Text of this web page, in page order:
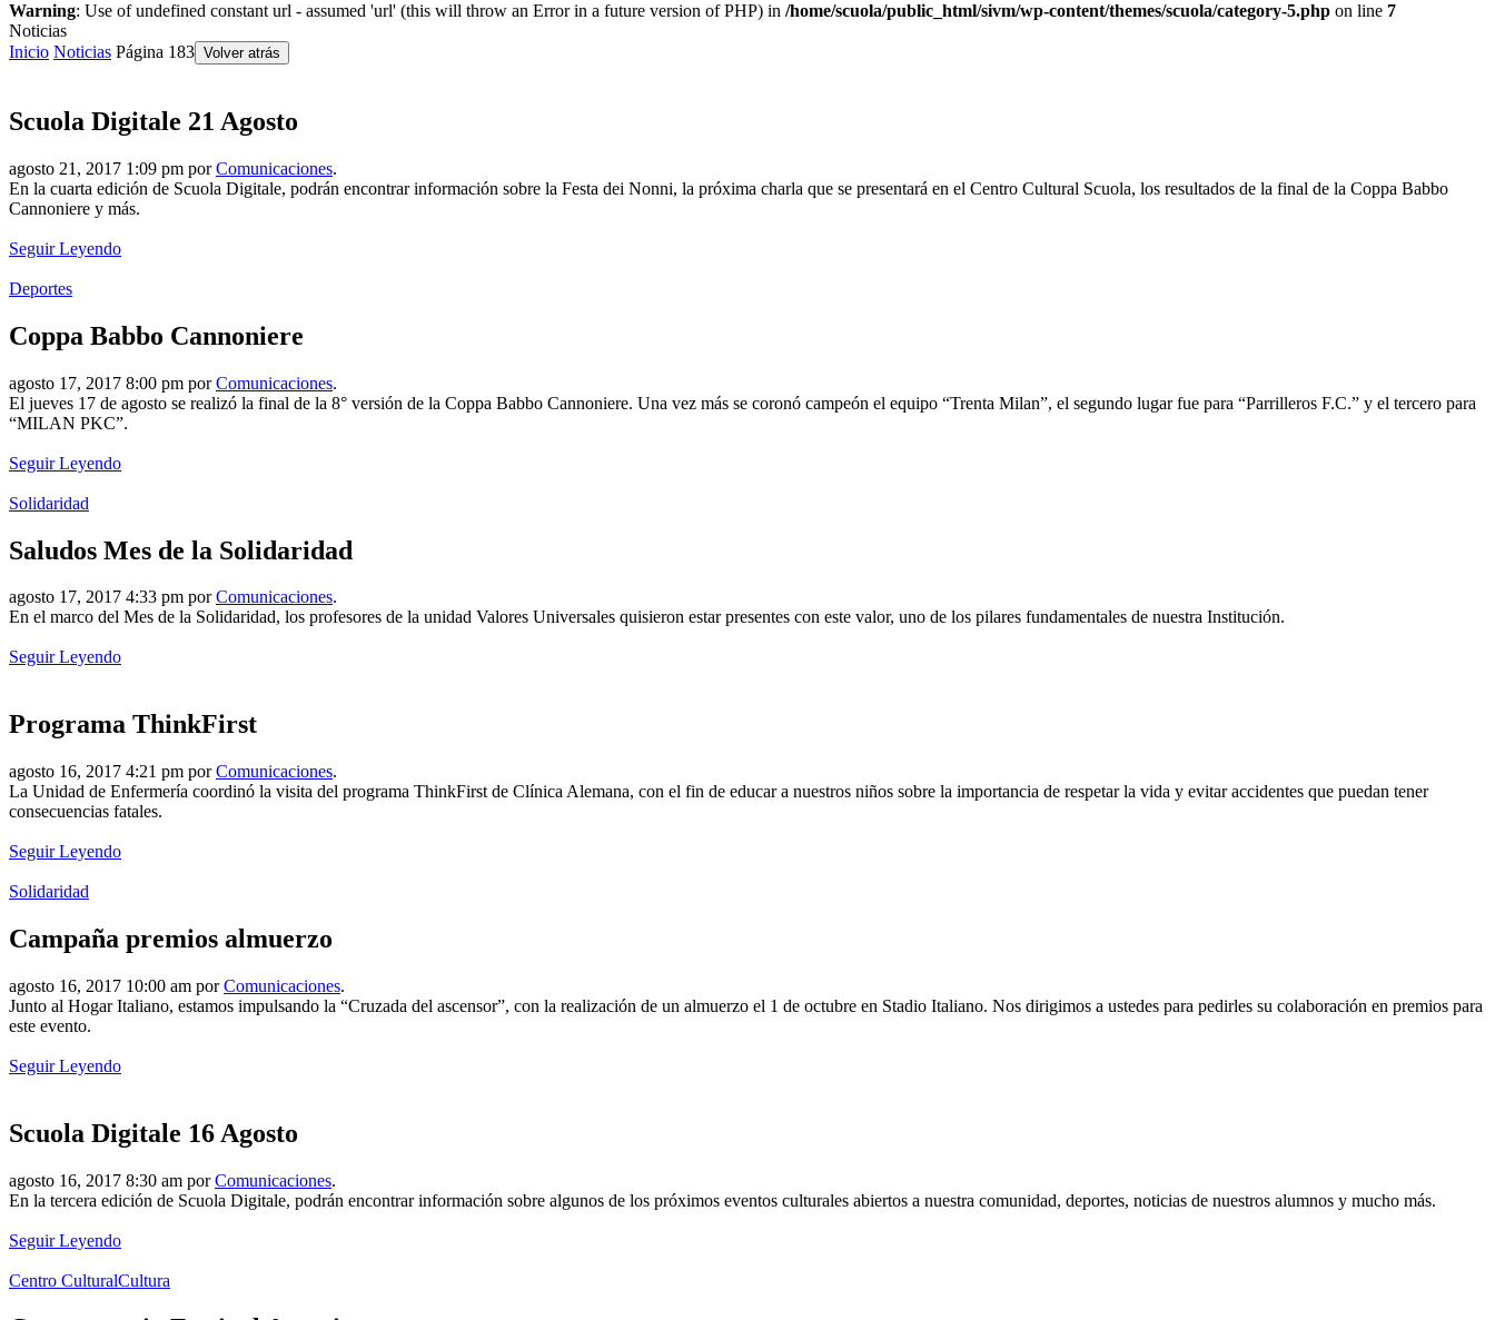
Warning: Use of undefined constant url - assumed 'url' (this will throw an Error in a future version of PHP) in /home/scuola/public_html/sivm/wp-content/themes/scuola/category-5.php on line 7
Noticias
Inicio Noticias Página 183 Volver atrás
Scuola Digitale 21 Agosto
agosto 21, 2017 1:09 pm porComunicaciones.
En la cuarta edición de Scuola Digitale, podrán encontrar información sobre la Festa dei Nonni, la próxima charla que se presentará en el Centro Cultural Scuola, los resultados de la final de la Coppa Babbo
Cannoniere y más.
Seguir Leyendo
Deportes
Coppa Babbo Cannoniere
agosto 17, 2017 8:00 pm porComunicaciones.
El jueves 17 de agosto se realizó la final de la 8° versión de la Coppa Babbo Cannoniere. Una vez más se coronó campeón el equipo “Trenta Milan”, el segundo lugar fue para “Parrilleros F.C.” y el tercero para
“MILAN PKC”.
Seguir Leyendo
Solidaridad
Saludos Mes de la Solidaridad
agosto 17, 2017 4:33 pm porComunicaciones.
En el marco del Mes de la Solidaridad, los profesores de la unidad Valores Universales quisieron estar presentes con este valor, uno de los pilares fundamentales de nuestra Institución.
Seguir Leyendo
Programa ThinkFirst
agosto 16, 2017 4:21 pm porComunicaciones.
La Unidad de Enfermería coordinó la visita del programa ThinkFirst de Clínica Alemana, con el fin de educar a nuestros niños sobre la importancia de respetar la vida y evitar accidentes que puedan tener
consecuencias fatales.
Seguir Leyendo
Solidaridad
Campaña premios almuerzo
agosto 16, 2017 10:00 am porComunicaciones.
Junto al Hogar Italiano, estamos impulsando la “Cruzada del ascensor”, con la realización de un almuerzo el 1 de octubre en Stadio Italiano. Nos dirigimos a ustedes para pedirles su colaboración en premios para
este evento.
Seguir Leyendo
Scuola Digitale 16 Agosto
agosto 16, 2017 8:30 am porComunicaciones.
En la tercera edición de Scuola Digitale, podrán encontrar información sobre algunos de los próximos eventos culturales abiertos a nuestra comunidad, deportes, noticias de nuestros alumnos y mucho más.
Seguir Leyendo
Centro CulturalCultura